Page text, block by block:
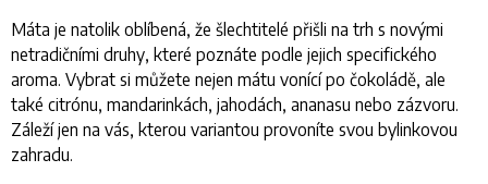
Máta je natolik oblíbená, že šlechtitelé přišli na trh s novými
netradičními druhy, které poznáte podle jejich specifického
aroma. Vybrat si můžete nejen mátu vonící po čokoládě, ale
také citrónu, mandarinkách, jahodách, ananasu nebo zázvoru.
Záleží jen na vás, kterou variantou provoníte svou bylinkovou
zahradu.